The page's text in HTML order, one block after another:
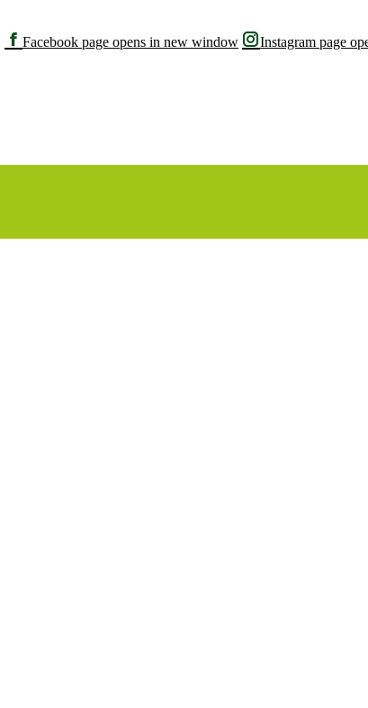
Facebook page opens in new window Instagram page